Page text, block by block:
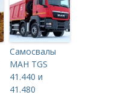
Самосвалы
МАН TGS
41.440 и
41.480